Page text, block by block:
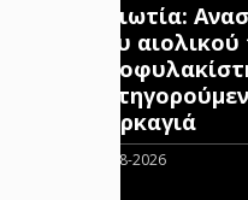
Βοιωτία:
του
πυρκαγιά
07-08-2026